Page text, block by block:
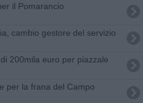
il Pomarancio
cambio gestore del servizio
200mila euro per piazzale
per la frana del Campo